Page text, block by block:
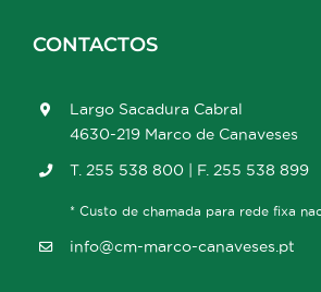
CONTACTOS
Largo Sacadura Cabral
4630-219 Marco de Canaveses
T. 255 538 800 | F. 255 538 899
* Custo de chamada para rede fixa
info@cm-marco-canaveses.pt